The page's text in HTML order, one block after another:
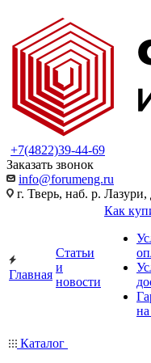
+7(4822)39-44-69
Заказать звонок
info@forumeng.ru
г. Тверь, наб. р. Лазури,
Главная
Статьи
и
новости
Как
Каталог